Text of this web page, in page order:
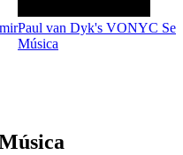
Paul van Dyk's VONYC
Música